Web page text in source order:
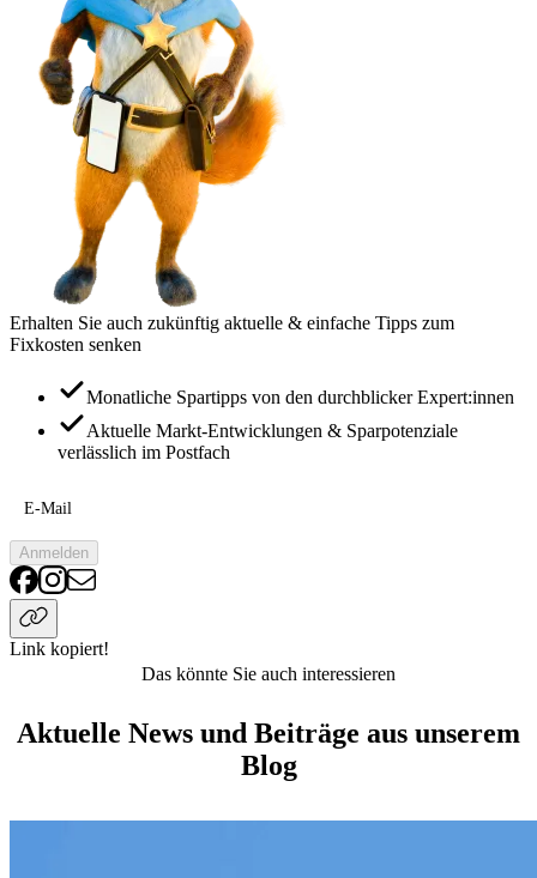
Erhalten Sie auch zukünftig aktuelle & einfache Tipps zum
Fixkosten senken
Monatliche Spartipps von den durchblicker Expert:innen
Aktuelle Markt-Entwicklungen & Sparpotenziale
verlässlich im Postfach
E-Mail
Anmelden
Link kopiert!
Das könnte Sie auch interessieren
Aktuelle News und Beiträge aus unserem
Blog